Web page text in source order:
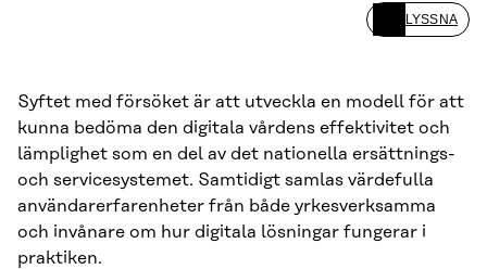
LYSSNA
Syftet med försöket är att utveckla en modell för att
kunna bedöma den digitala vårdens effektivitet och
lämplighet som en del av det nationella ersättnings-
och servicesystemet. Samtidigt samlas värdefulla
användarerfarenheter från både yrkesverksamma
och invånare om hur digitala lösningar fungerar i
praktiken.